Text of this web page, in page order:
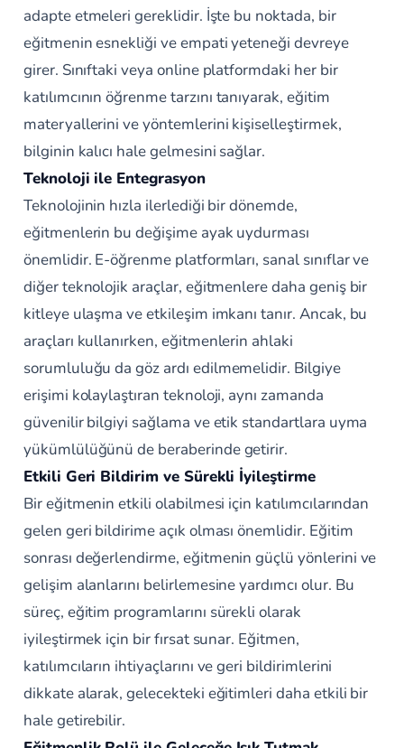
adapte etmeleri gereklidir. İşte bu noktada, bir
eğitmenin esnekliği ve empati yeteneği devreye
girer. Sınıftaki veya online platformdaki her bir
katılımcının öğrenme tarzını tanıyarak, eğitim
materyallerini ve yöntemlerini kişiselleştirmek,
bilginin kalıcı hale gelmesini sağlar.
Teknoloji ile Entegrasyon
Teknolojinin hızla ilerlediği bir dönemde,
eğitmenlerin bu değişime ayak uydurması
önemlidir. E-öğrenme platformları, sanal sınıflar ve
diğer teknolojik araçlar, eğitmenlere daha geniş bir
kitleye ulaşma ve etkileşim imkanı tanır. Ancak, bu
araçları kullanırken, eğitmenlerin ahlaki
sorumluluğu da göz ardı edilmemelidir. Bilgiye
erişimi kolaylaştıran teknoloji, aynı zamanda
güvenilir bilgiyi sağlama ve etik standartlara uyma
yükümlülüğünü de beraberinde getirir.
Etkili Geri Bildirim ve Sürekli İyileştirme
Bir eğitmenin etkili olabilmesi için katılımcılarından
gelen geri bildirime açık olması önemlidir. Eğitim
sonrası değerlendirme, eğitmenin güçlü yönlerini ve
gelişim alanlarını belirlemesine yardımcı olur. Bu
süreç, eğitim programlarını sürekli olarak
iyileştirmek için bir fırsat sunar. Eğitmen,
katılımcıların ihtiyaçlarını ve geri bildirimlerini
dikkate alarak, gelecekteki eğitimleri daha etkili bir
hale getirebilir.